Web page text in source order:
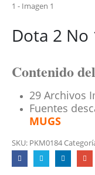
Dota 2 No
Contenido
29 Archivos
Fuentes
MUGS
SKU: PKM0184